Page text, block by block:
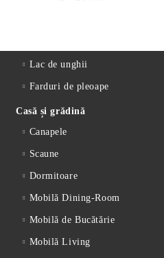
Lac de unghii
Farduri de pleoape
Casă și grădină
Canapele
Scaune
Dormitoare
Mobilă Dining-Room
Mobilă de Bucătărie
Mobilă Living